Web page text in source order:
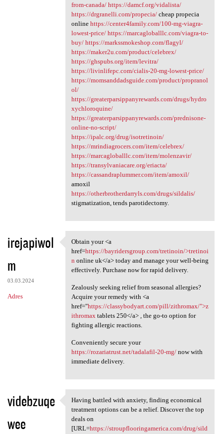
from-canada/ https://damcf.org/vidalista/
https://drgranelli.com/propecia/cheap propecia
online https://center4family.com/100-mg-viagra-
lowest-price/ https://marcagloballlc.com/viagra-to-
buy/ https://markssmokeshop.com/flagyl/
https://maker2u.com/product/celebrex/
https://ghspubs.org/item/levitra/
https://livinlifepc.com/cialis-20-mg-lowest-price/
https://momsanddadsguide.com/product/propranol
ol/
https://greaterparsippanyrewards.com/drugs/hydro
xychloroquine/
https://greaterparsippanyrewards.com/prednisone-
online-no-script/
https://ipalc.org/drug/isotretinoin/
https://mrindiagrocers.com/item/celebrex/
https://marcagloballlc.com/item/molenzavir/
https://transylvaniacare.org/eriacta/
https://cassandraplummer.com/item/amoxil/
amoxil
https://otherbrotherdarryls.com/drugs/sildalis/
stigmatization, tends parotidectomy.
irejapiwol
m
03.03.2024
Adres
Obtain your <a href=https:/
Obtain your <a
href=https://bayridersgroup.com/tretinoin/>tretinoi
n online uk</a> today and manage your well-being
effectively. Purchase now for rapid delivery.
Zealously seeking relief from seasonal allergies?
Acquire your remedy with <a
href="https://classybodyart.com/pill/zithromax/">z
ithromaxtablets 250</a> , the go-to option for
fighting allergic reactions.
Conveniently secure your
https://rozariatrust.net/tadalafil-20-mg/now with
immediate delivery.
videbzuqe
wee
Having battled with anxiety,
Having battled with anxiety, finding economical
treatment options can be a relief. Discover the top
deals on
[URL=https://stroupflooringamerica.com/drug/sild